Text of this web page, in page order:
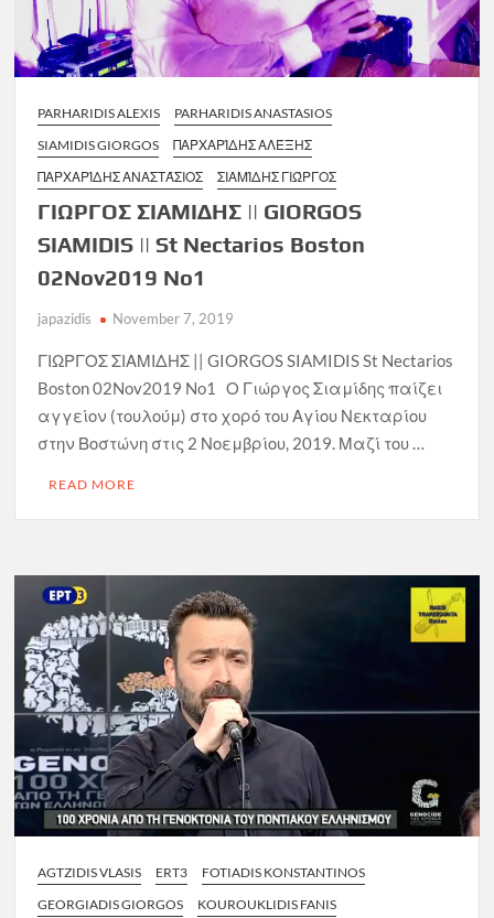
PARHARIDIS ALEXIS
PARHARIDIS ANASTASIOS
SIAMIDIS GIORGOS
ΠΑΡΧΑΡΊΔΗΣ ΑΛΈΞΗΣ
ΠΑΡΧΑΡΊΔΗΣ ΑΝΑΣΤΆΣΙΟΣ
ΣΙΑΜΊΔΗΣ ΓΙΏΡΓΟΣ
ΓΙΩΡΓΟΣ ΣΙΑΜΙΔΗΣ || GIORGOS
SIAMIDIS || St Nectarios Boston
02Nov2019 No1
japazidis November 7, 2019
ΓΙΩΡΓΟΣ ΣΙΑΜΙΔΗΣ || GIORGOS SIAMIDIS St Nectarios
Boston 02Nov2019 No1 Ο Γιώργος Σιαμίδης παίζει
αγγείον (τουλούμ) στο χορό του Αγίου Νεκταρίου
στην Βοστώνη στις 2 Νοεμβρίου, 2019. Μαζί του …
READ MORE
AGTZIDIS VLASIS ERT3
FOTIADIS KONSTANTINOS
GEORGIADIS GIORGOS
KOUROUKLIDIS FANIS